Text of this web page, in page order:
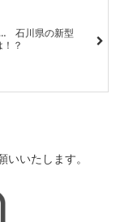
石川県の新型
？
いたします。